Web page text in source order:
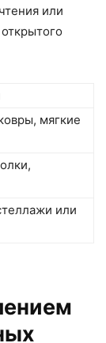
или
мягкие
или